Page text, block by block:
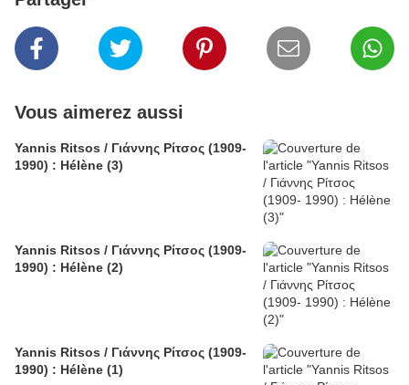
Vous aimerez aussi
Yannis Ritsos / Γιάννης Ρίτσος (1909-
1990) : Hélène (3)
Yannis Ritsos / Γιάννης Ρίτσος (1909-
1990) : Hélène (2)
Yannis Ritsos / Γιάννης Ρίτσος (1909-
1990) : Hélène (1)